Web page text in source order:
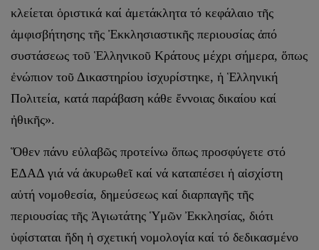
κλείεται ὁριστικά καί ἀμετάκλητα τό κεφάλαιο τῆς
ἀμφισβήτησης τῆς Ἐκκλησιαστικῆς περιουσίας ἀπό
συστάσεως τοῦ Ἑλληνικοῦ Κράτους μέχρι σήμερα, ὅπως
ἐνώπιον τοῦ Δικαστηρίου ἰσχυρίστηκε, ἡ Ἑλληνική
Πολιτεία, κατά παράβαση κάθε ἔννοιας δικαίου καί
ἠθικῆς».
Ὅθεν πάνυ εὐλαβῶς προτείνω ὅπως προσφύγετε στό
ΕΔΑΔ γιά νά ἀκυρωθεῖ καί νά καταπέσει ἡ αἰσχίστη
αὐτή νομοθεσία, δημεύσεως καί διαρπαγῆς τῆς
περιουσίας τῆς Ἁγιωτάτης Ὑμῶν Ἐκκλησίας, διότι
ὑφίσταται ἤδη ἡ σχετική νομολογία καί τό δεδικασμένο